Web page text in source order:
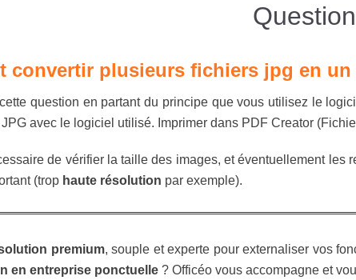
convertir plusieurs fichiers jpg en
question en partant du principe que vous utilisez le
avec le logiciel utilisé. Imprimer dans PDF Creator
de vérifier la taille des images, et éventuellement
(trop haute résolution par exemple).
premium, souple et experte pour externaliser vos
en entreprise ponctuelle ? Officéo vous accompagne et